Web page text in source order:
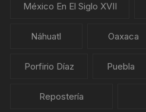
México En El Siglo XVII
Náhuatl Oaxaca
Porfirio Díaz Puebla
Repostería